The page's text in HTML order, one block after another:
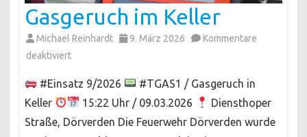
Gasgeruch im Keller
Michael Reinhardt 9. März 2026
Kommentare
deaktiviertfür
im
Keller
#Einsatz 9/2026
#TGAS1 / Gasgeruch in
Keller
15:22 Uhr / 09.03.2026
Diensthoper
Straße, Dörverden Die Feuerwehr Dörverden wurde